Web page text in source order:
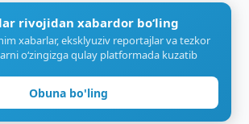
rivojidan xabardor bo‘ling
xabarlar, eksklyuziv reportajlar va tezkor
o‘zingizga qulay platformada kuzatib
Obuna bo'ling